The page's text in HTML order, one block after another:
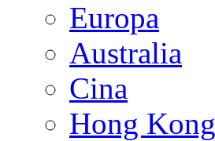
Europa
Australia
Cina
Hong Kong